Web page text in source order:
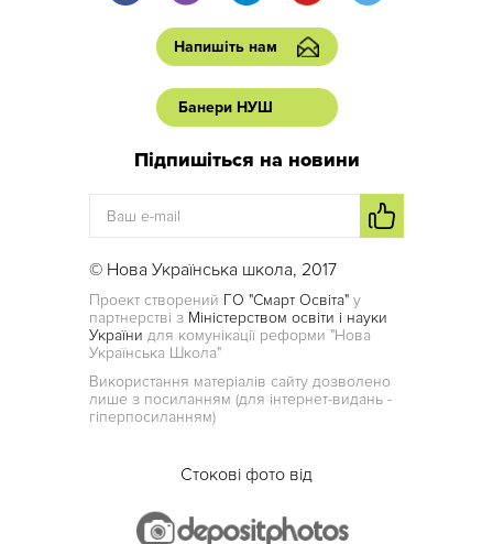
Напишіть нам
Банери НУШ
Підпишіться на новини
© Нова Українська школа, 2017
Проект створений ГО "Смарт Освіта" у
партнерстві з Міністерством освіти і науки
України для комунікації реформи "Нова
Українська Школа"
Використання матеріалів сайту дозволено
лише з посиланням (для інтернет-видань -
гіперпосиланням)
Стокові фото від